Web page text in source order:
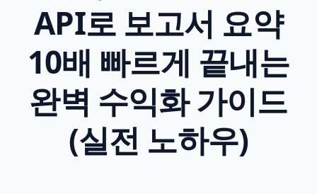
API로 보고서 요약
10배 빠르게 끝내는
완벽 수익화 가이드
(실전 노하우)